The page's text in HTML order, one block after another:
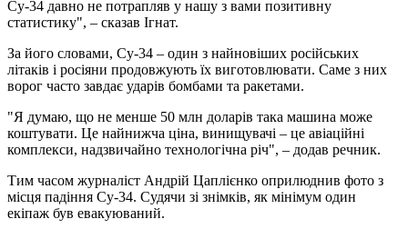
Су-34 давно не потрапляв у нашу з вами позитивну
статистику", – сказав Ігнат.
За його словами, Су-34 – один з найновіших російських
літаків і росіяни продовжують їх виготовлювати. Саме з них
ворог часто завдає ударів бомбами та ракетами.
"Я думаю, що не менше 50 млн доларів така машина може
коштувати. Це найнижча ціна, винищувачі – це авіаційні
комплекси, надзвичайно технологічна річ", – додав речник.
Тим часом журналіст Андрій Цаплієнко оприлюднив фото з
місця падіння Су-34. Судячи зі знімків, як мінімум один
екіпаж був евакуюваний.